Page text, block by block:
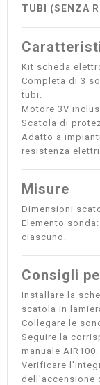
TUBI (SENZA
Kit scheda
Completa di 3
tubi.
Motore 3V
Scatola di
Adatto a
resistenza
Misure
Dimensioni
Elemento
ciascuno.
Consigli
Installare la
scatola in
Collegare le
Seguire la
manuale AIR100.
Verificare
dell'accensione